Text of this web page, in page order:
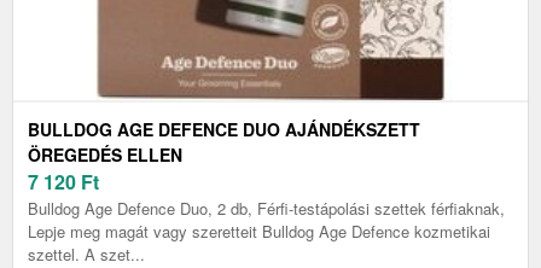
BULLDOG AGE DEFENCE DUO AJÁNDÉKSZETT
ÖREGEDÉS ELLEN
7 120 Ft
Bulldog Age Defence Duo, 2 db, Férfi-testápolási szettek férfiaknak,
Lepje meg magát vagy szeretteit Bulldog Age Defence kozmetikai
szettel. A szet...